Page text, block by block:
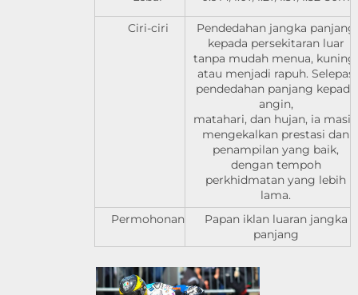
Ciri-ciri
Pendedahan jangka panjang
kepada persekitaran luar
tanpa mudah menua, kuning,
atau menjadi rapuh. Selepas
pendedahan panjang kepada
angin,
matahari, dan hujan, ia masih
mengekalkan prestasi dan
penampilan yang baik,
dengan tempoh
perkhidmatan yang lebih
lama.
Permohonan
Papan iklan luaran jangka
panjang